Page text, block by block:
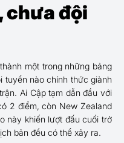
chưa đội
một trong những bảng
tuyển nào chính thức giành
Ai Cập tạm dẫn đầu với
2 điểm, còn New Zealand
này khiến lượt đấu cuối trở
bản đều có thể xảy ra.